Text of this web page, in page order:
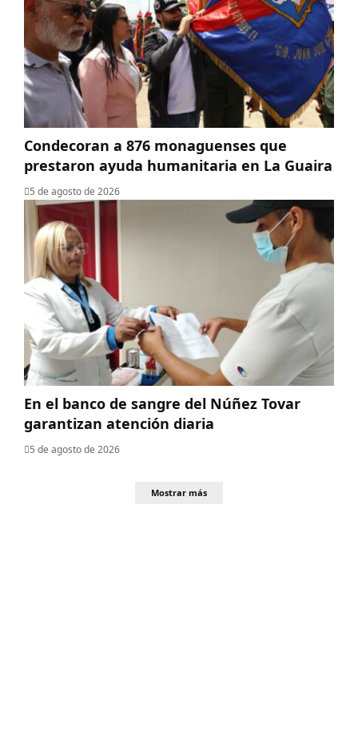
Condecoran a 876 monaguenses que
prestaron ayuda humanitaria en La Guaira
5 de agosto de 2026
En el banco de sangre del Núñez Tovar
garantizan atención diaria
5 de agosto de 2026
Mostrar más